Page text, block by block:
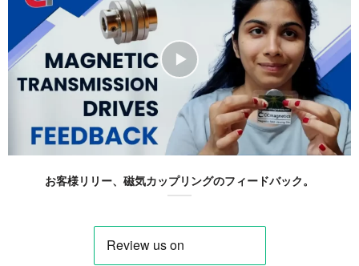
お客様リリー、磁気カップリングのフィードバック。